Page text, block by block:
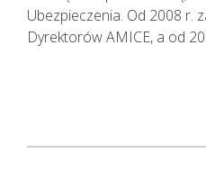
Ubezpieczenia. Od 2008 r.
Dyrektorów AMICE, a od